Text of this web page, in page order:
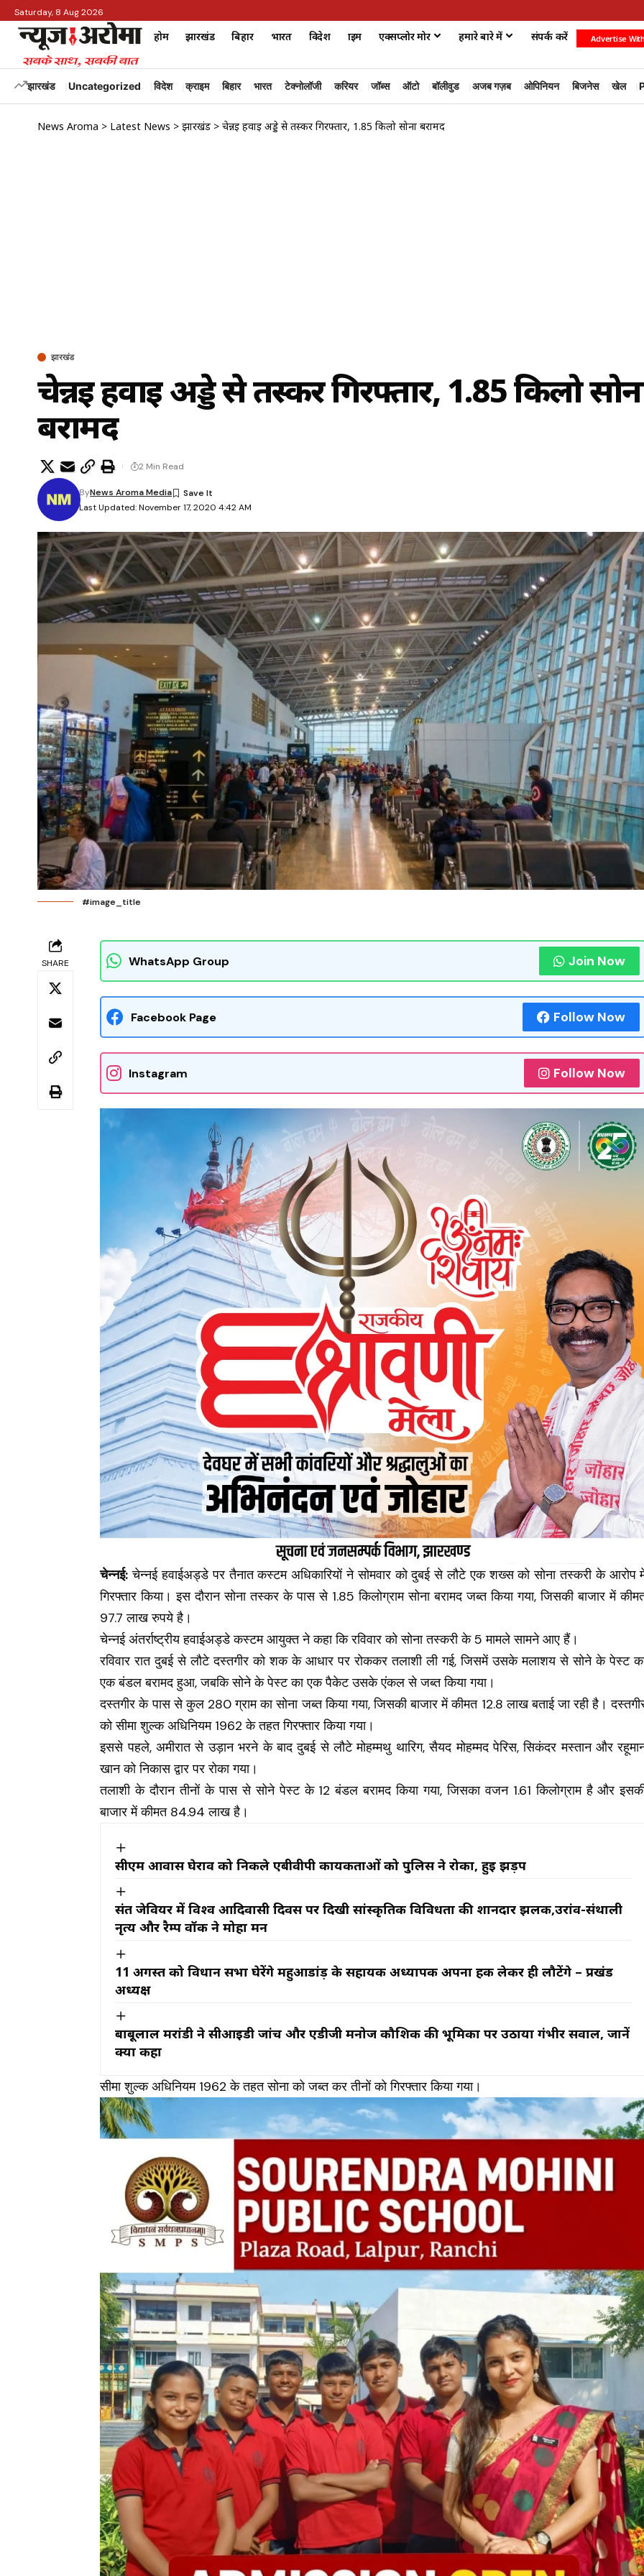
Saturday, 8 Aug 2026
होम झारखंड बिहार भारत विदेश क्राइम एक्सप्लोर मोर हमारे बारे में संपर्क करें Advertise
झारखंड Uncategorized विदेश क्राइम बिहार भारत टेक्नोलॉजी करियर जॉब्स ऑटो बॉलीवुड अजब गज़ब ओपिनियन बिजनेस खेल
News Aroma > Latest News > झारखंड > चेन्नई हवाई अड्डे से तस्कर गिरफ्तार, 1.85 किलो सोना बरामद
झारखंड
चेन्नई हवाई अड्डे से तस्कर गिरफ्तार, 1.85 किलो
बरामद
Last Updated: November 17, 2020 4:42 AM
ByNews Aroma Media
2 Min Read
#image_title
SHARE WhatsApp Group Join Now
Facebook Page Follow Now
Instagram Follow Now
चेन्नई: चेन्नई हवाईअड्डे पर तैनात कस्टम अधिकारियों ने सोमवार को दुबई से लौटे एक शख्स को सोना तस्करी के आरोप
गिरफ्तार किया। इस दौरान सोना तस्कर के पास से 1.85 किलोग्राम सोना बरामद जब्त किया गया, जिसकी बाजार में
97.7 लाख रुपये है।
चेन्नई अंतर्राष्ट्रीय हवाईअड्डे कस्टम आयुक्त ने कहा कि रविवार को सोना तस्करी के 5 मामले सामने आए हैं।
रविवार रात दुबई से लौटे दस्तगीर को शक के आधार पर रोककर तलाशी ली गई, जिसमें उसके मलाशय से सोने के पेस्ट
एक बंडल बरामद हुआ, जबकि सोने के पेस्ट का एक पैकेट उसके एंकल से जब्त किया गया।
दस्तगीर के पास से कुल 280 ग्राम का सोना जब्त किया गया, जिसकी बाजार में कीमत 12.8 लाख बताई जा रही है।
को सीमा शुल्क अधिनियम 1962 के तहत गिरफ्तार किया गया।
इससे पहले, अमीरात से उड़ान भरने के बाद दुबई से लौटे मोहम्मथु थारिग, सैयद मोहम्मद पेरिस, सिकंदर मस्तान और
खान को निकास द्वार पर रोका गया।
तलाशी के दौरान तीनों के पास से सोने पेस्ट के 12 बंडल बरामद किया गया, जिसका वजन 1.61 किलोग्राम है और
बाजार में कीमत 84.94 लाख है।
सीएम आवास घेराव को निकले एबीवीपी कार्यकर्ताओं को पुलिस ने रोका, हुई झड़प
संत जेवियर में विश्व आदिवासी दिवस पर दिखी सांस्कृतिक विविधता की शानदार झलक,उरांव-संथाली
नृत्य और रैम्प वॉक ने मोहा मन
11 अगस्त को विधान सभा घेरेंगे महुआडांड़ के सहायक अध्यापक अपना हक लेकर ही लौटेंगे – प्रखंड
अध्यक्ष
बाबूलाल मरांडी ने सीआईडी जांच और एडीजी मनोज कौशिक की भूमिका पर उठाया गंभीर सवाल, जानें
क्या कहा
सीमा शुल्क अधिनियम 1962 के तहत सोना को जब्त कर तीनों को गिरफ्तार किया गया।